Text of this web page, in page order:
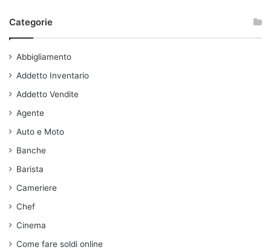
Categorie
Abbigliamento
Addetto Inventario
Addetto Vendite
Agente
Auto e Moto
Banche
Barista
Cameriere
Chef
Cinema
Come fare soldi online